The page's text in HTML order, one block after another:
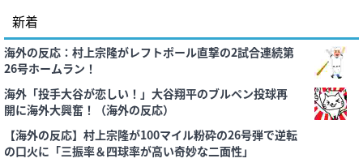
新着
海外の反応：村上宗隆がレフトポール直撃の2試合連続第
26号ホームラン！
海外「投手大谷が恋しい！」大谷翔平のブルペン投球再
開に海外大興奮！（海外の反応）
【海外の反応】村上宗隆が100マイル粉砕の26号弾で逆転
の口火に「三振率＆四球率が高い奇妙な二面性」